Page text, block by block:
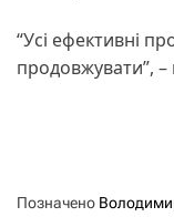
“Усі ефективні
продовжувати”,
Позначено